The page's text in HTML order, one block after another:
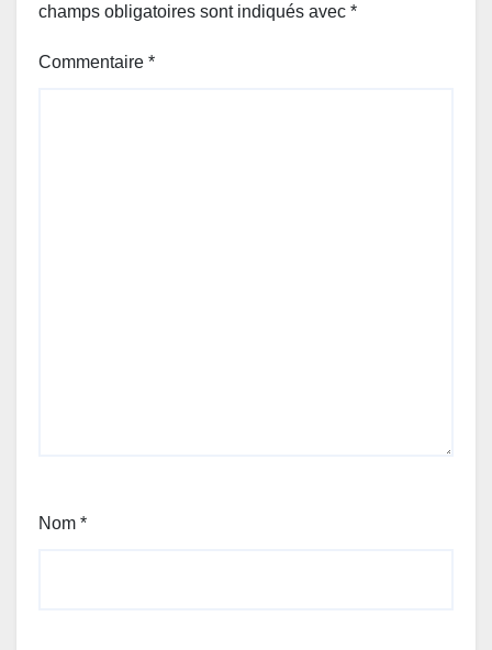
champs obligatoires sont indiqués avec *
Commentaire *
Nom *